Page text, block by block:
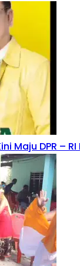
Maju DPR – RI